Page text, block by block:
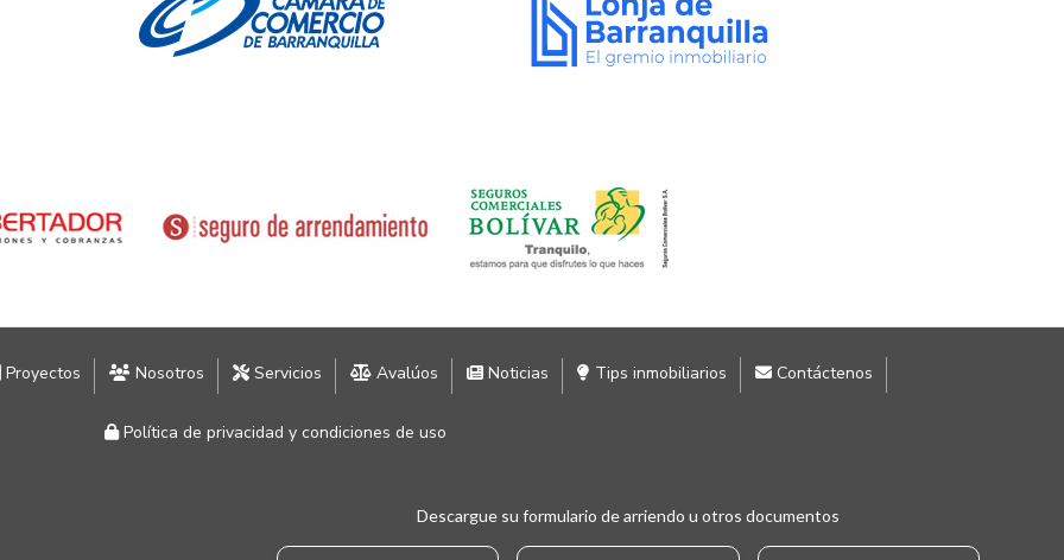
Proyectos Nosotros Servicios Avalúos Noticias Tips inmobiliarios Contáctenos
Política de privacidad y condiciones de uso
Descargue su formulario de arriendo u otros documentos